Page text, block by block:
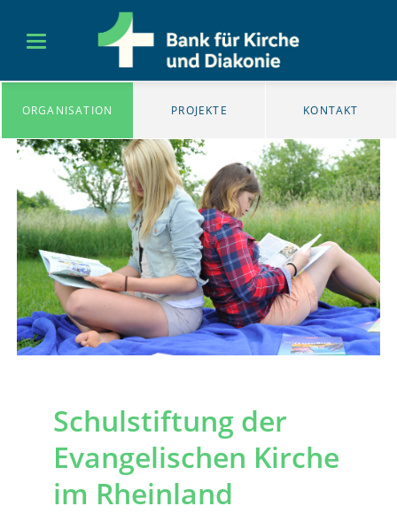
ORGANISATION PROJEKTE KONTAKT
Schulstiftung der
Evangelischen Kirche
im Rheinland